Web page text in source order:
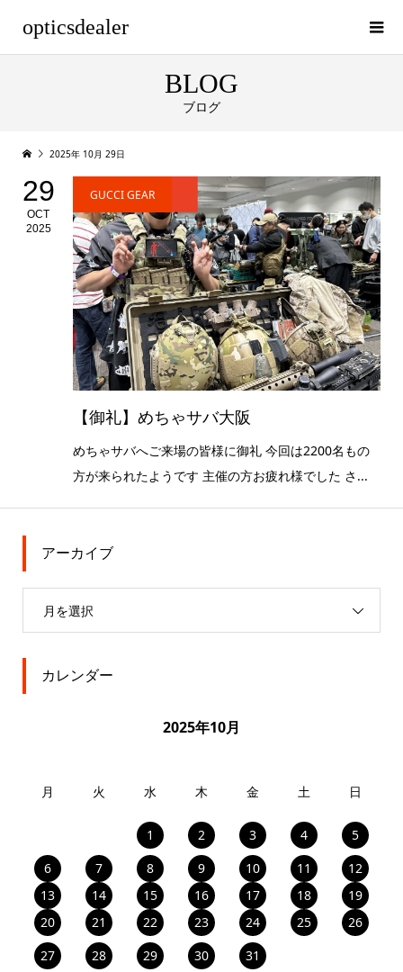
opticsdealer
BLOG
ブログ
2025年 10月 29日
29
OCT
2025
GUCCI GEAR
【御礼】めちゃサバ大阪
めちゃサバへご来場の皆様に御礼 今回は2200名もの
方が来られたようです 主催の方お疲れ様でした さ...
アーカイブ
月を選択
カレンダー
2025年10月
月 火 水 木 金 土 日
1 2 3 4
5
6
7 8 9 10 11
12
13
14 15 16 17 18
19
20
21 22 23 24 25
26
27
28 29 30 31